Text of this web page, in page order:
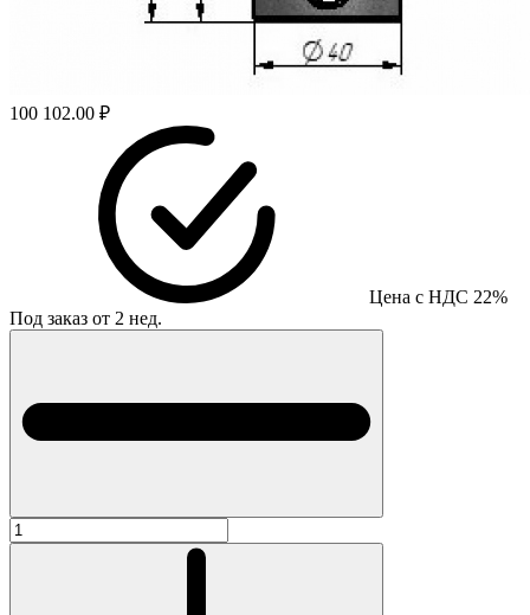
100 102.00 ₽
Цена с НДС 22%
Под заказ от 2 нед.